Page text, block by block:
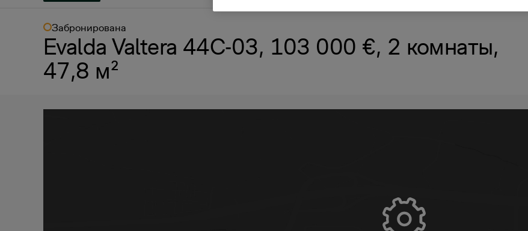
Забронирована
Evalda Valtera 44C-03, 103 000 €, 2 комнаты,
47,8 м²